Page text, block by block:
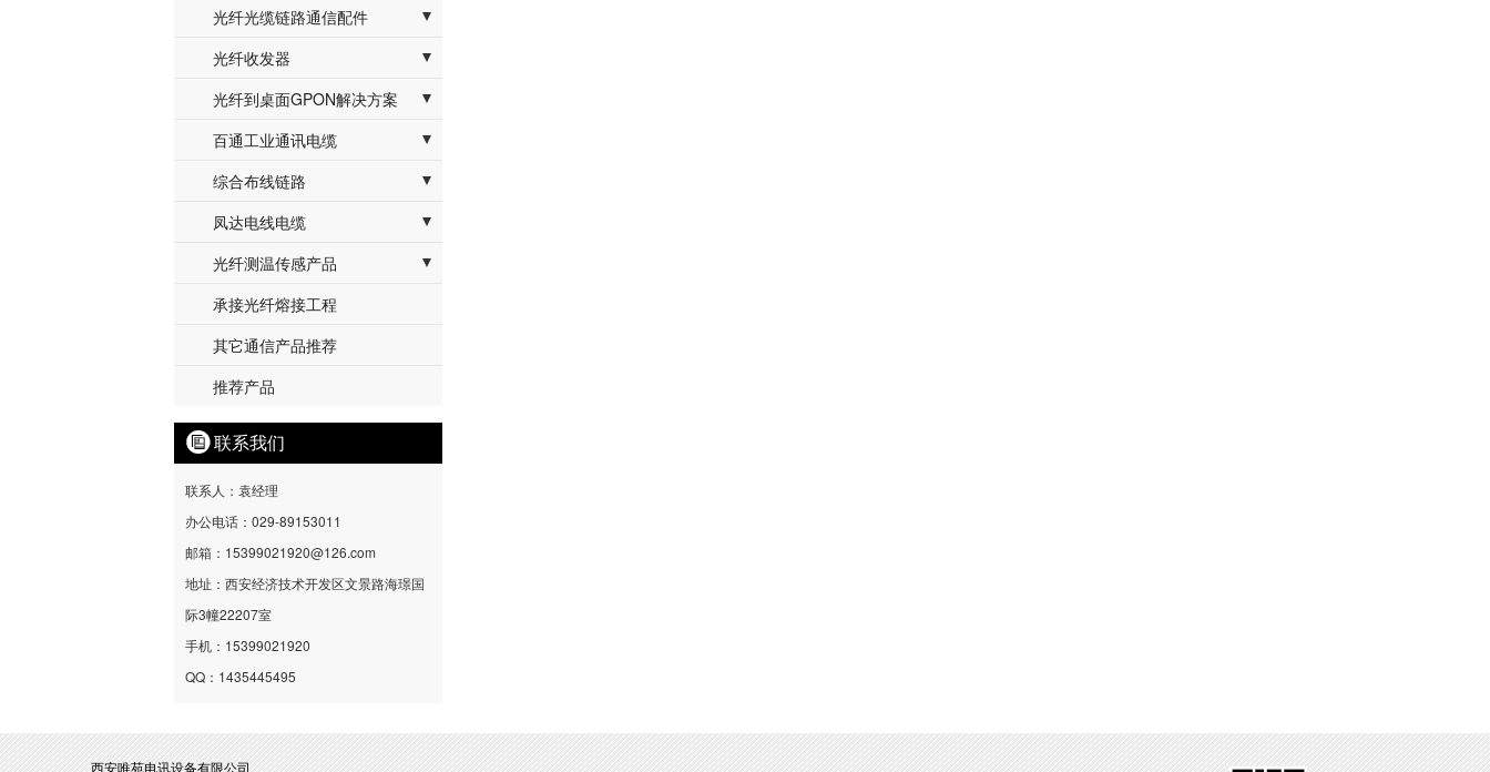
- 蝶形引入光缆自承式GJXHCH
- 特种光纤光缆定制
- 室内蝶形引入光缆GJXH
- 单模束装光缆GJPFJH-4B
- 多模束装光缆GJPFJH-4A
- 多模OM3束装光缆GJPFJH-4A
光纤光缆链路通信配件
- 光纤跳线/尾纤FC/SC/LC
- OM3光纤跳线/尾纤LC
- 耦合器FC/SC/LC
- 光纤终端盒桌面/机架式
- 光纤配线架ODF
- 光缆接续盒
- 光缆交接箱
- 光纤配线柜
- 光缆分纤箱/分光器
光纤收发器
- 百兆单模收发器
- 百兆多模收发器
- 千兆多模收发器
- 千兆单模收发器
光纤到桌面GPON解决方案
- OLT
- ONU
百通工业通讯电缆
- 百通485通讯电缆9841/9842
- 百通电缆9207
- 百通电缆1419A
- 百通工业交换机
- 百通综合布线链路
- 百通电缆8723
- 百通电缆DP总线
综合布线链路
- 超五类链路
- 六类链路
- 机柜
- MPO/MTP系列免熔布线产品
凤达电线电缆
- 塑铜线BV/BVR
- 电源线RVV/RVVP/RVS
- 橡套软电缆YC/YZ
- 力缆YJV/YJV22
- 控缆KVV/KVV22
光纤测温传感产品
- 分布式光纤测温
- 光纤光栅式测温
承接光纤熔接工程
其它通信产品推荐
推荐产品
联系我们
联系人：袁经理
办公电话：029-89153011
邮箱：15399021920@126.com
地址：西安经济技术开发区文景路海璟国
际3幢22207室
手机：15399021920
QQ：1435445495
西安唯苑电讯设备有限公司